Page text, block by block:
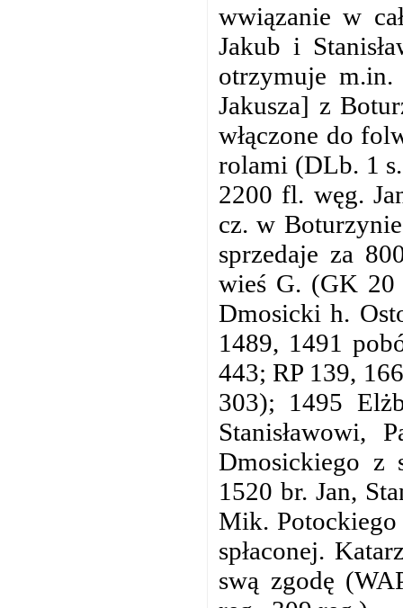
wwiązanie w
Jakub i
otrzymuje
Jakusza] z
włączone do
rolami (DLb. 1
2200 fl. węg.
cz. w
sprzedaje za
wieś G. (GK 20
Dmosicki h.
1489, 1491
443; RP 139,
303); 1495
Stanisławowi,
Dmosickiego z
1520 br. Jan,
Mik.
spłaconej.
swą zgodę